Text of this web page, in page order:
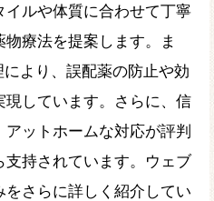
ルや体質に合わせて丁寧
療法を提案します。ま
より、誤配薬の防止や効
しています。さらに、信
ットホームな対応が評判
持されています。ウェブ
さらに詳しく紹介してい